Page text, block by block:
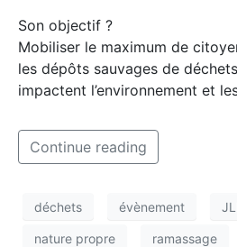
Son objectif ?
Mobiliser le maximum de
les dépôts sauvages de
impactent l’environnement et
Continue reading
déchets évènement
nature propre ramassage